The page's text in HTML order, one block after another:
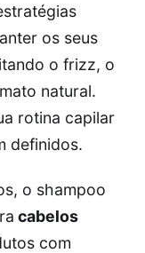
os seus
o frizz, o
natural.
rotina capilar
definidos.
o shampoo
cabelos
com